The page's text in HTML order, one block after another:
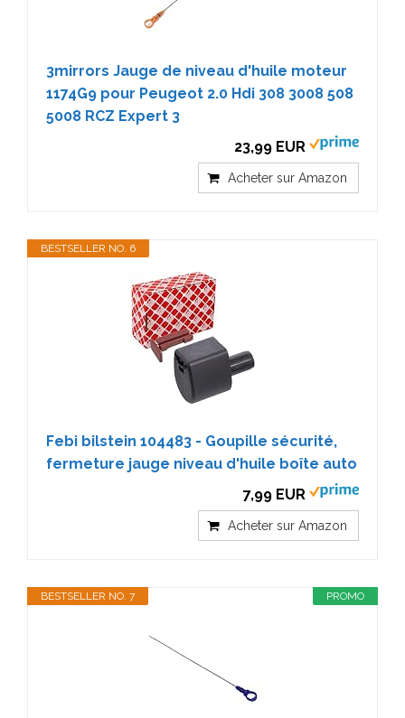
3mirrors Jauge de niveau d'huile moteur
1174G9 pour Peugeot 2.0 Hdi 308 3008 508
5008 RCZ Expert 3
23,99 EUR
Acheter sur Amazon
BESTSELLER NO. 6
Febi bilstein 104483 - Goupille sécurité,
fermeture jauge niveau d'huile boîte auto
7,99 EUR
Acheter sur Amazon
PROMO
BESTSELLER NO. 7